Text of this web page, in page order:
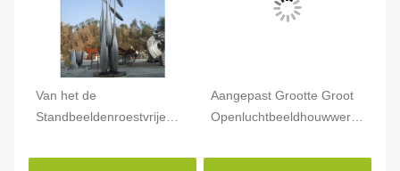
Van het de
Standbeeldenroestvrije
de hand gemaakte Grote
Aangepast Grootte Groot
Openluchtbeeldhouwwerk/het
van het Spiegelroestvrije